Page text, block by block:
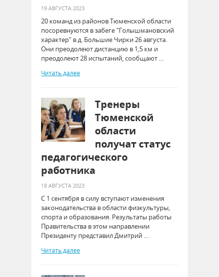
19 АВГУСТА 2023
20 команд из районов Тюменской области
посоревнуются в забеге "Голышмановский
характер" в д. Большие Чирки 26 августа.
Они преодолеют дистанцию в 1,5 км и
преодолеют 28 испытаний, сообщают …
Читать далее
Тренеры
Тюменской
области
получат статус
педагогического
работника
18 АВГУСТА 2023
С 1 сентября в силу вступают изменения
законодательства в области физкультуры,
спорта и образования. Результаты работы
Правительства в этом направлении
Президенту представил Дмитрий …
Читать далее